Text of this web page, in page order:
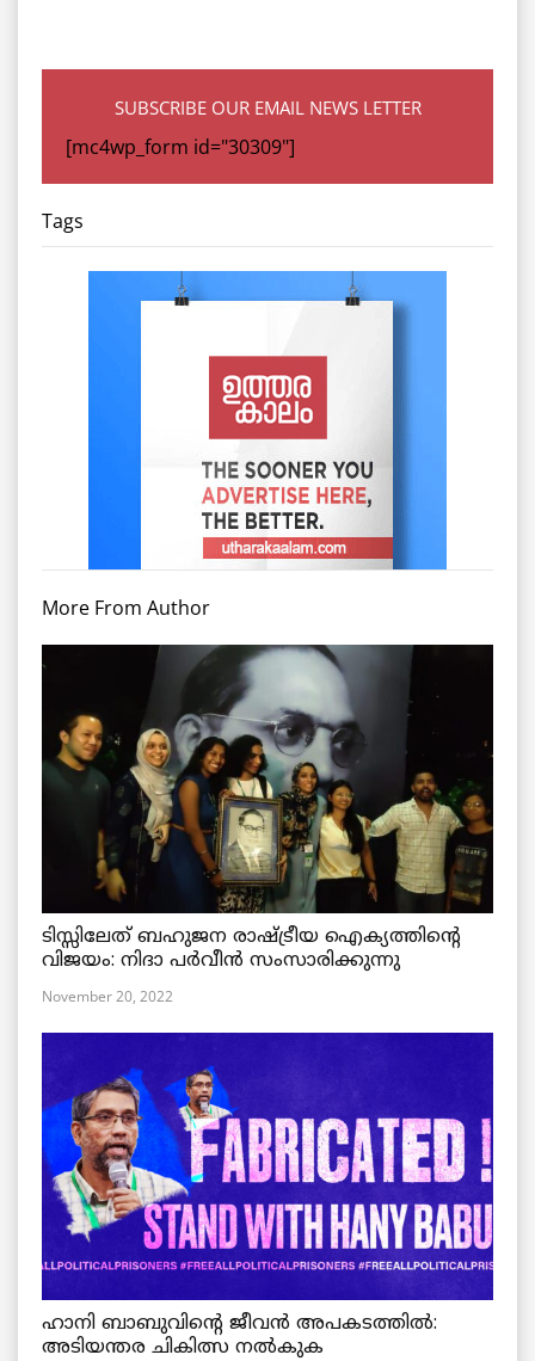
SUBSCRIBE OUR EMAIL NEWS LETTER
[mc4wp_form id="30309"]
Tags
More From Author
ടിസ്സിലേത് ബഹുജന രാഷ്ട്രീയ ഐക്യത്തിന്റെ
വിജയം: നിദാ പർവീൻ സംസാരിക്കുന്നു
November 20, 2022
ഹാനി ബാബുവിന്റെ ജീവൻ അപകടത്തിൽ:
അടിയന്തര ചികിത്സ നൽകുക